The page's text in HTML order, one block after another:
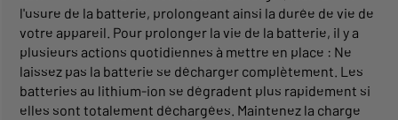
l'usure de la batterie, prolongeant ainsi la durée de vie de
votre appareil. Pour prolonger la vie de la batterie, il y a
plusieurs actions quotidiennes à mettre en place : Ne
laissez pas la batterie se décharger complètement. Les
batteries au lithium-ion se dégradent plus rapidement si
elles sont totalement déchargées. Maintenez la charge